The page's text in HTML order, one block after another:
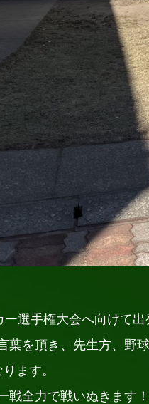
選手権大会へ向けて出
葉を頂き、先生方、野
ます。
戦全力で戦いぬきます